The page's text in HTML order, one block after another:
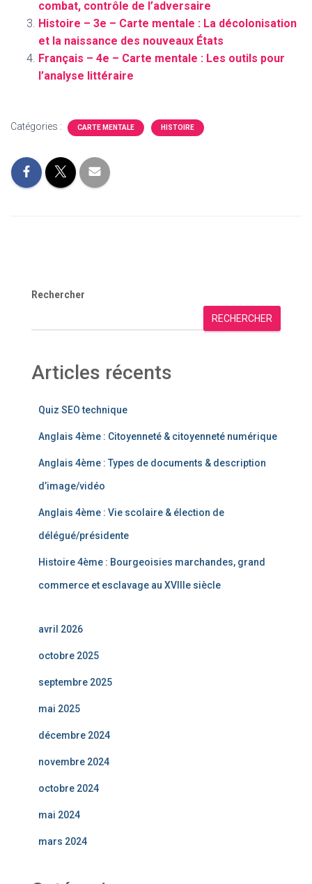
combat, contrôle de l’adversaire
Histoire – 3e – Carte mentale : La décolonisation
et la naissance des nouveaux États
Français – 4e – Carte mentale : Les outils pour
l’analyse littéraire
Catégories : CARTE MENTALE HISTOIRE
Rechercher
RECHERCHER
Articles récents
Quiz SEO technique
Anglais 4ème : Citoyenneté & citoyenneté numérique
Anglais 4ème : Types de documents & description
d’image/vidéo
Anglais 4ème : Vie scolaire & élection de
délégué/présidente
Histoire 4ème : Bourgeoisies marchandes, grand
commerce et esclavage au XVIIIe siècle
avril 2026
octobre 2025
septembre 2025
mai 2025
décembre 2024
novembre 2024
octobre 2024
mai 2024
mars 2024